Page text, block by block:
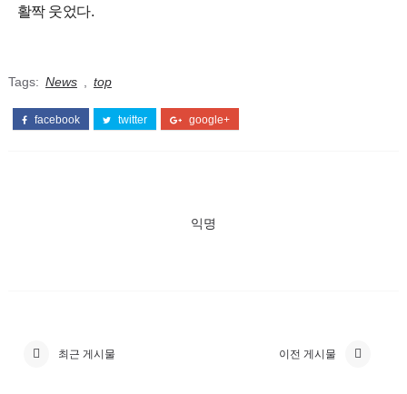
활짝 웃었다.
Tags: News , top
facebook twitter google+
익명
최근 게시물 이전 게시물